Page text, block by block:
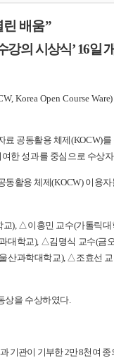
린 배움”
강의 시상식’ 16일
Korea Open Course
료 공동활용 체제(KOCW)를
여한 성과를 중심으로 수상
동활용 체제(KOCW) 이용자
교), △ 이홍민 교수(가톨릭대
대학교), △김명식 교수(금
산과학대학교), △ 조효선
상을 수상하였다.
기관이 기부한2만8천여 종